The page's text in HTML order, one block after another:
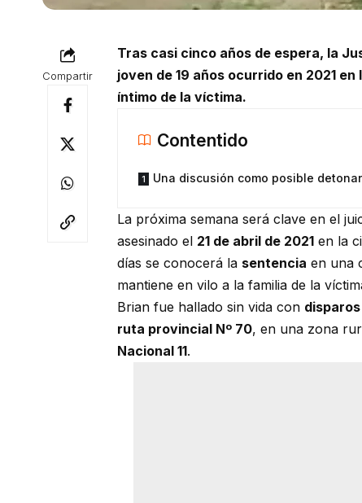
Compartir
Tras casi cinco años de espera, la
joven de 19 años ocurrido en 2021
íntimo de la víctima.
Contentido
Una discusión como posible
La próxima semana será clave en el
asesinado el 21 de abril de 2021 en la
días se conocerá la sentencia en una
mantiene en vilo a la familia de la
Brian fue hallado sin vida con
ruta provincial Nº 70, en una zona
Nacional 11.